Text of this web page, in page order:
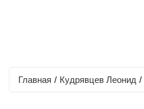
Главная / Кудрявцев Леонид /